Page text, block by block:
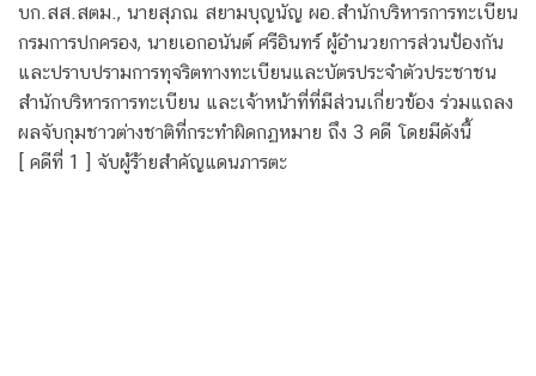
บก.สส.สตม., นายสุภณ สยามบุญนัญ ผอ.สำนักบริหารการทะเบียน
กรมการปกครอง, นายเอกอนันต์ ศรีอินทร์ ผู้อำนวยการส่วนป้องกัน
และปราบปรามการทุจริตทางทะเบียนและบัตรประจำตัวประชาชน
สำนักบริหารการทะเบียน และเจ้าหน้าที่ที่มีส่วนเกี่ยวข้อง ร่วมแถลง
ผลจับกุมชาวต่างชาติที่กระทำผิดกฏหมาย ถึง 3 คดี โดยมีดังนี้
[ คดีที่ 1 ] จับผู้ร้ายสําคัญแดนภารตะ